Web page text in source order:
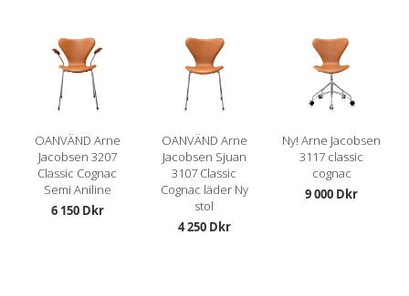
OANVÄND Arne
Jacobsen 3207
Classic Cognac
Semi Aniline
6 150 Dkr
OANVÄND Arne
Jacobsen Sjuan
3107 Classic
Cognac läder Ny
stol
4 250 Dkr
Ny! Arne Jacobsen
3117 classic
cognac
9 000 Dkr